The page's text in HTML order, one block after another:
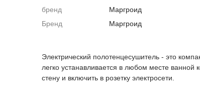
бренд
Маргроид
Бренд
Маргроид
Электрический полотенцесушитель - это
легко устанавливается в любом месте ванной
стену и включить в розетку электросети.